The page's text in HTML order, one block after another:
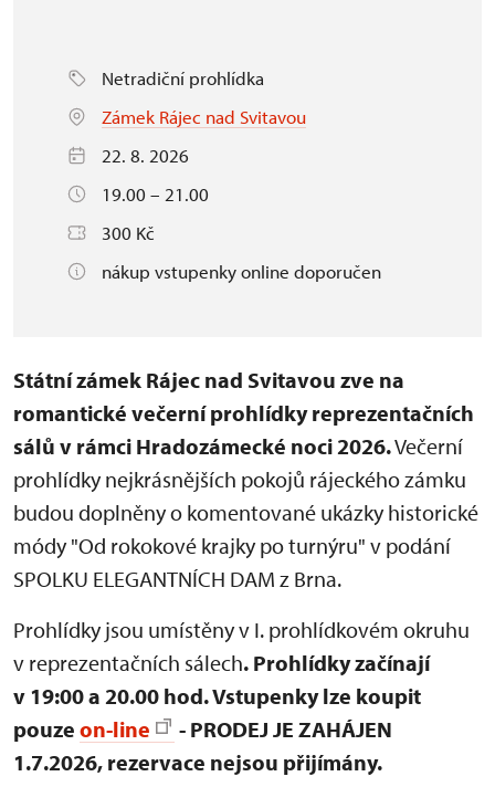
Netradiční prohlídka
Zámek Rájec nad Svitavou
22. 8. 2026
19.00 – 21.00
300 Kč
nákup vstupenky online doporučen
Státní zámek Rájec nad Svitavou zve na
romantické večerní prohlídky reprezentačních
sálů v rámci Hradozámecké noci 2026.Večerní
prohlídky nejkrásnějších pokojů rájeckého zámku
budou doplněny o komentované ukázky historické
módy "Od rokokové krajky po turnýru" v podání
SPOLKU ELEGANTNÍCH DAM z Brna.
Prohlídky jsou umístěny v I. prohlídkovém okruhu
v reprezentačních sálech. Prohlídkyzačínají
v 19:00 a 20.00 hod.Vstupenky lze koupit
pouze on-line
- PRODEJ JE ZAHÁJEN
1.7.2026, rezervace nejsou přijímány.